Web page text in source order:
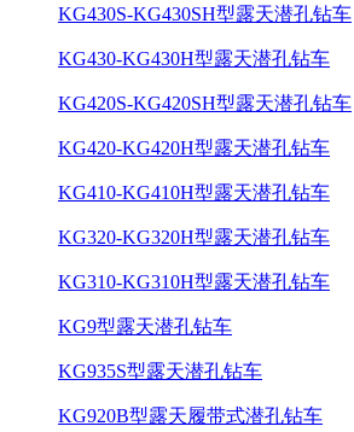
KG430S-KG430SH型露天潜孔钻车
KG430-KG430H型露天潜孔钻车
KG420S-KG420SH型露天潜孔钻车
KG420-KG420H型露天潜孔钻车
KG410-KG410H型露天潜孔钻车
KG320-KG320H型露天潜孔钻车
KG310-KG310H型露天潜孔钻车
KG9型露天潜孔钻车
KG935S型露天潜孔钻车
KG920B型露天履带式潜孔钻车